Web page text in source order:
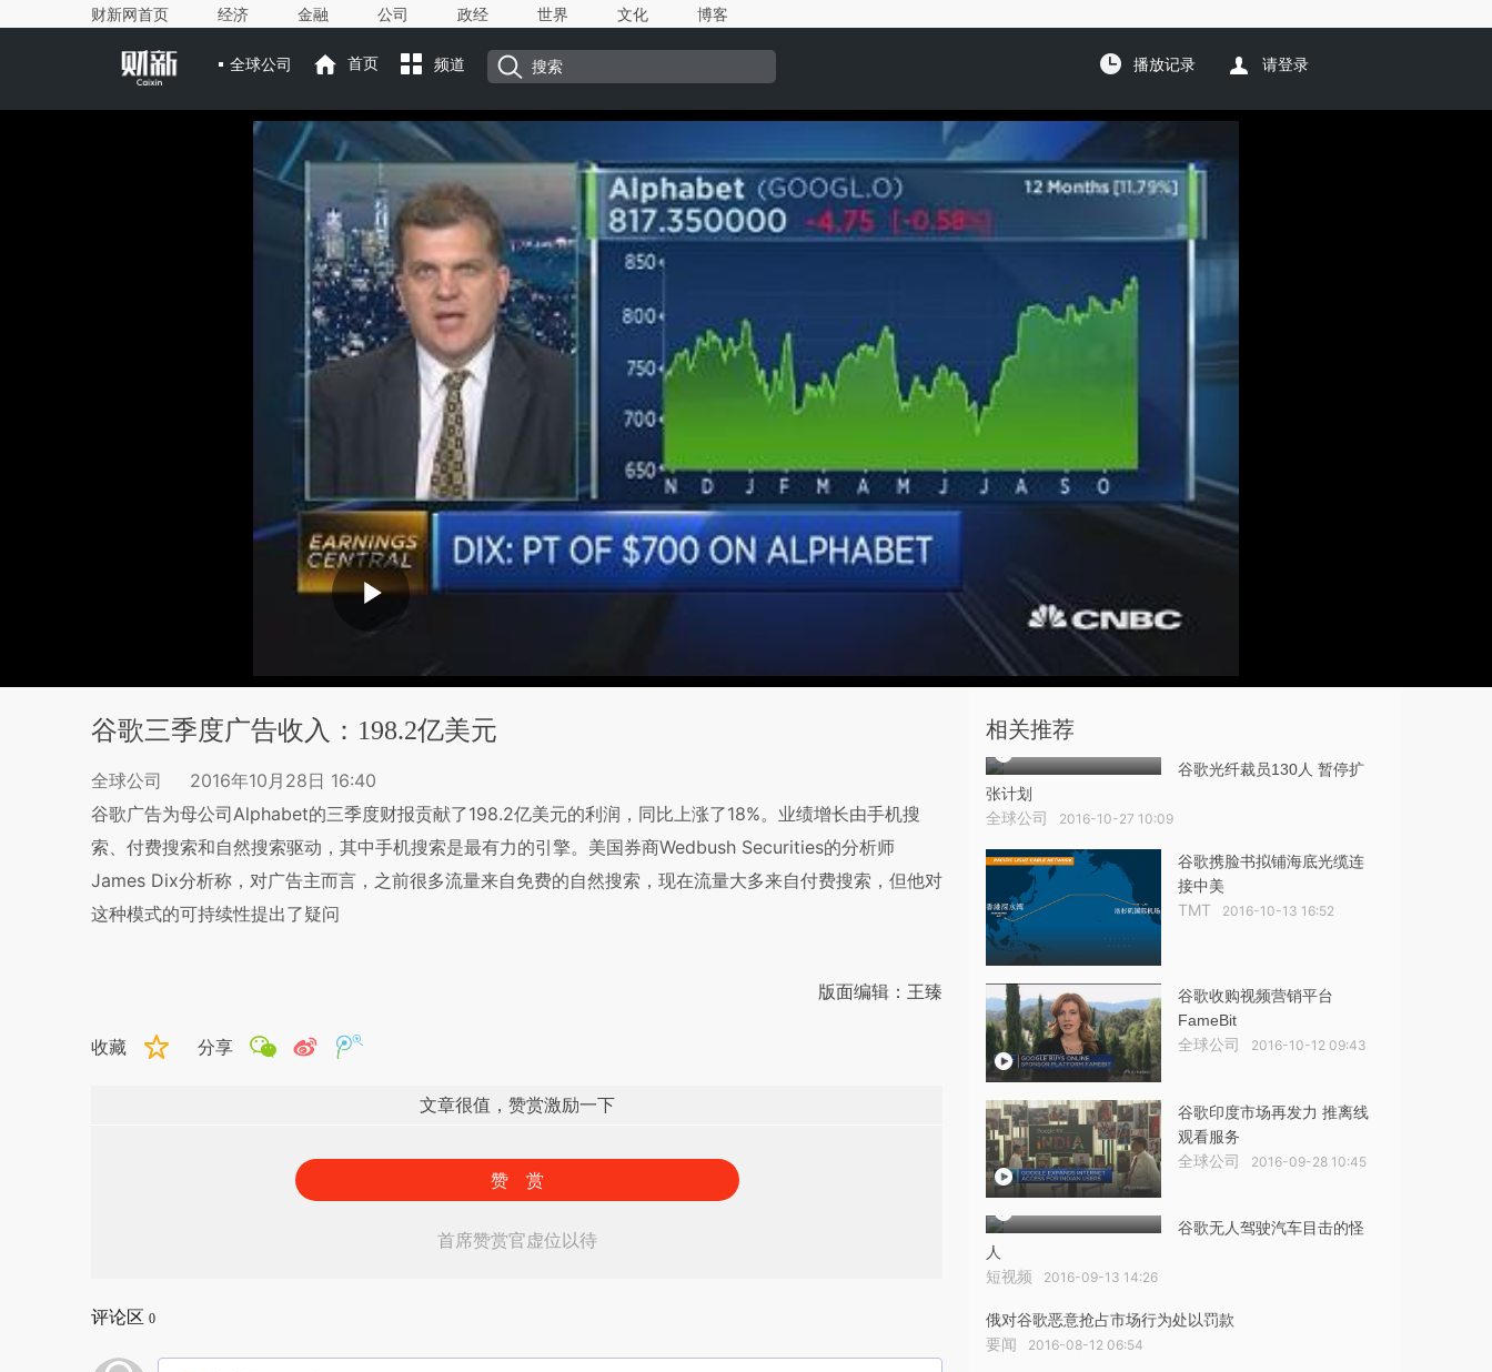
财新网首页 经济 金融 公司 政经 世界 文化 博客
全球公司 首页 频道 播放记录 请登录
谷歌三季度广告收入：198.2亿美元
全球公司
2016年10月28日 16:40
谷歌广告为母公司Alphabet的三季度财报贡献了198.2亿美元的利润，同比上涨了18%。业绩增长由手机搜
索、付费搜索和自然搜索驱动，其中手机搜索是最有力的引擎。美国券商Wedbush Securities的分析师
James Dix分析称，对广告主而言，之前很多流量来自免费的自然搜索，现在流量大多来自付费搜索，但他对
这种模式的可持续性提出了疑问
版面编辑：王臻
收藏 分享
文章很值，赞赏激励一下
赞 赏
首席赞赏官虚位以待
评论区 0
相关推荐
谷歌光纤裁员130人 暂停扩
张计划
全球公司 2016-10-27 10:09
谷歌携脸书拟铺海底光缆连
接中美
TMT 2016-10-13 16:52
谷歌收购视频营销平台
FameBit
全球公司 2016-10-12 09:43
谷歌印度市场再发力 推离线
观看服务
全球公司 2016-09-28 10:45
谷歌无人驾驶汽车目击的怪
人
短视频 2016-09-13 14:26
俄对谷歌恶意抢占市场行为处以罚款
要闻 2016-08-12 06:54